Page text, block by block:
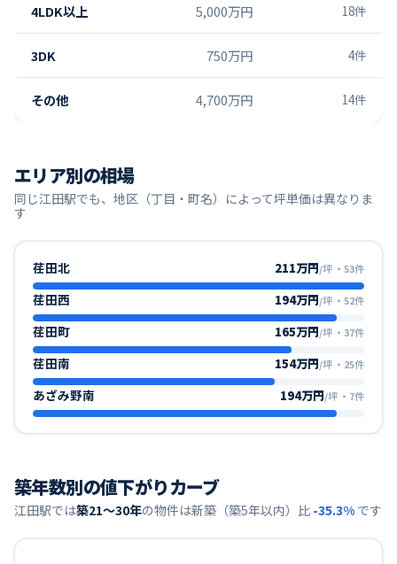
4LDK以上 5,000万円 18件
3DK 750万円 4件
その他 4,700万円 14件
エリア別の相場
同じ江田駅でも、地区（丁目・町名）によって坪単価は異なりま
す
荏田北 211万円/坪 ・ 53件
荏田西 194万円/坪 ・ 52件
荏田町 165万円/坪 ・ 37件
荏田南 154万円/坪 ・ 25件
あざみ野南 194万円/坪 ・ 7件
築年数別の値下がりカーブ
江田駅では築21〜30年の物件は新築（築5年以内）比 -35.3% です